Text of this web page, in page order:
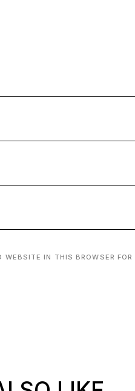
WEBSITE IN THIS BROWSER